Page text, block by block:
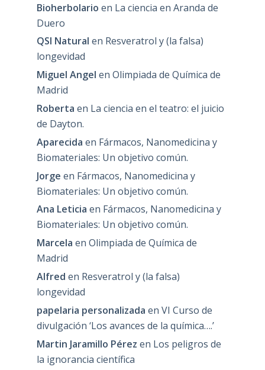
Bioherbolario en La ciencia en Aranda de
Duero
QSI Natural en Resveratrol y (la falsa)
longevidad
Miguel Angel en Olimpiada de Química de
Madrid
Roberta en La ciencia en el teatro: el juicio
de Dayton.
Aparecida en Fármacos, Nanomedicina y
Biomateriales: Un objetivo común.
Jorge en Fármacos, Nanomedicina y
Biomateriales: Un objetivo común.
Ana Leticia en Fármacos, Nanomedicina y
Biomateriales: Un objetivo común.
Marcela en Olimpiada de Química de
Madrid
Alfred en Resveratrol y (la falsa)
longevidad
papelaria personalizada en VI Curso de
divulgación ‘Los avances de la química….’
Martin Jaramillo Pérez en Los peligros de
la ignorancia científica